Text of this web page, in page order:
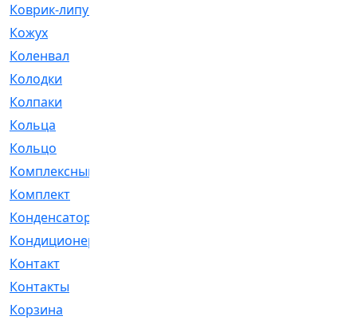
Коврик-липучка
Кожух
Коленвал
Колодки
Колпаки
Кольца
Кольцо
Комплексный
Комплект
Конденсатор
Кондиционер
Контакт
Контакты
Корзина